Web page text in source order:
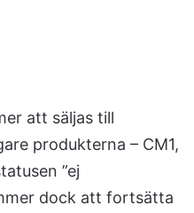
att säljas till
produkterna – CM1,
”ej
dock att fortsätta